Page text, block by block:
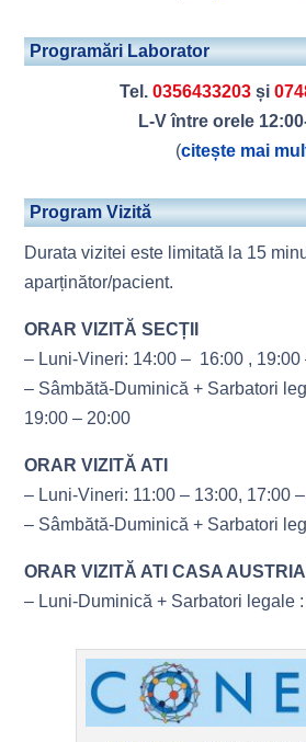
Programări Laborator
Tel. 0356433203și
L-V între orele
(citește mai
Program Vizită
Durata vizitei este limitată la 15
aparținător/pacient.
ORAR VIZITĂ SECȚII
– Luni-Vineri: 14:00 – 16:00 , 19:00
– Sâmbătă-Duminică + Sarbatori
19:00 – 20:00
ORAR VIZITĂ ATI
– Luni-Vineri: 11:00 – 13:00, 17:00
– Sâmbătă-Duminică + Sarbatori
ORAR VIZITĂ ATI CASA AUSTRIA
– Luni-Duminică + Sarbatori legale